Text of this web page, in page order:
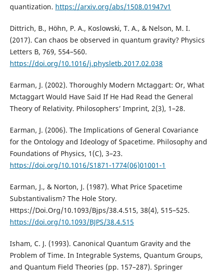
quantization. https://arxiv.org/abs/1508.01947v1
Dittrich, B., Höhn, P. A., Koslowski, T. A., & Nelson, M. I.
(2017). Can chaos be observed in quantum gravity? Physics
Letters B, 769, 554–560.
https://doi.org/10.1016/j.physletb.2017.02.038
Earman, J. (2002). Thoroughly Modern Mctaggart: Or, What
Mctaggart Would Have Said If He Had Read the General
Theory of Relativity. Philosophers’ Imprint, 2(3), 1–28.
Earman, J. (2006). The Implications of General Covariance
for the Ontology and Ideology of Spacetime. Philosophy and
Foundations of Physics, 1(C), 3–23.
https://doi.org/10.1016/S1871-1774(06)01001-1
Earman, J., & Norton, J. (1987). What Price Spacetime
Substantivalism? The Hole Story.
Https://Doi.Org/10.1093/Bjps/38.4.515, 38(4), 515–525.
https://doi.org/10.1093/BJPS/38.4.515
Isham, C. J. (1993). Canonical Quantum Gravity and the
Problem of Time. In Integrable Systems, Quantum Groups,
and Quantum Field Theories (pp. 157–287). Springer